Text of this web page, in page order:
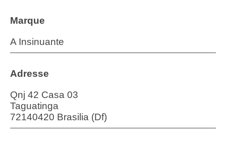
Marque
A Insinuante
Adresse
Qnj 42 Casa 03
Taguatinga
72140420 Brasilia (Df)